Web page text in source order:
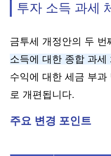
투자 소득 과세
금투세 개정안의 두 번
소득에 대한 종합 과세
수익에 대한 세금 부과
로 개편됩니다.
주요 변경 포인트